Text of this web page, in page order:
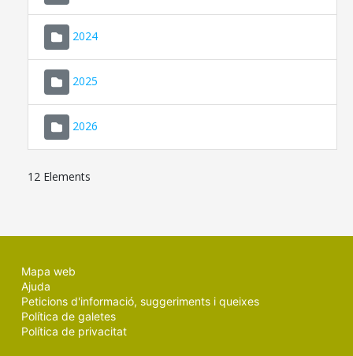
2024
2025
2026
12 Elements
Mapa web
Ajuda
Peticions d'informació, suggeriments i queixes
Política de galetes
Política de privacitat